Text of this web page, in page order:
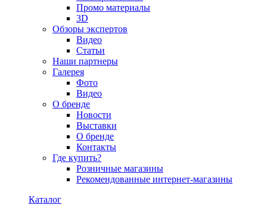
Промо материалы
3D
Обзоры экспертов
Видео
Статьи
Наши партнеры
Галерея
Фото
Видео
О бренде
Новости
Выставки
О бренде
Контакты
Где купить?
Розничные магазины
Рекомендованные интернет-магазины
Каталог